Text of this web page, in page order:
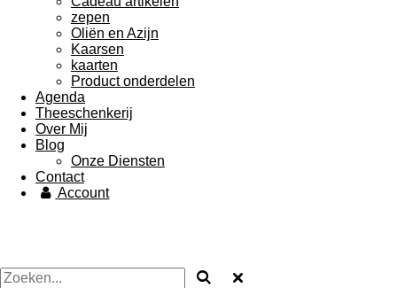
zepen
Oliën en Azijn
Kaarsen
kaarten
Product onderdelen
Agenda
Theeschenkerij
Over Mij
Blog
Onze Diensten
Contact
Account